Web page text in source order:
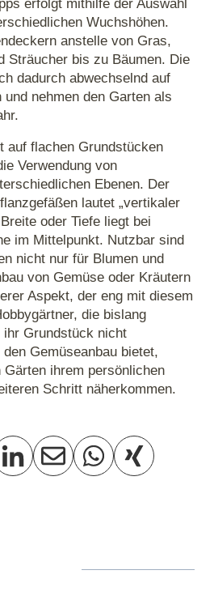
erfolgt mithilfe der Auswahl
Wuchshöhen.
anstelle von Gras,
Sträucher bis zu Bäumen. Die
dadurch abwechselnd auf
nehmen den Garten als
auf flachen Grundstücken
Verwendung von
Ebenen. Der
lautet „vertikaler
oder Tiefe liegt bei
im Mittelpunkt. Nutzbar sind
nicht nur für Blumen und
von Gemüse oder Kräutern
Aspekt, der eng mit diesem
die bislang
ihr Grundstück nicht
Gemüseanbau bietet,
ihrem persönlichen
Schritt näherkommen.